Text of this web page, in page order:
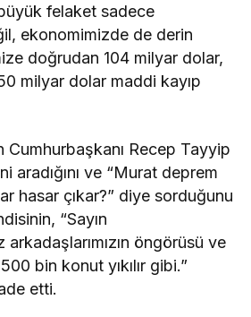
felaket sadece
ekonomimizde de derin
doğrudan 104 milyar dolar,
milyar dolar maddi kayıp
Cumhurbaşkanı Recep Tayyip
aradığını ve “Murat deprem
hasar çıkar?” diye sorduğunu
“Sayın
arkadaşlarımızın öngörüsü ve
bin konut yıkılır gibi.”
etti.